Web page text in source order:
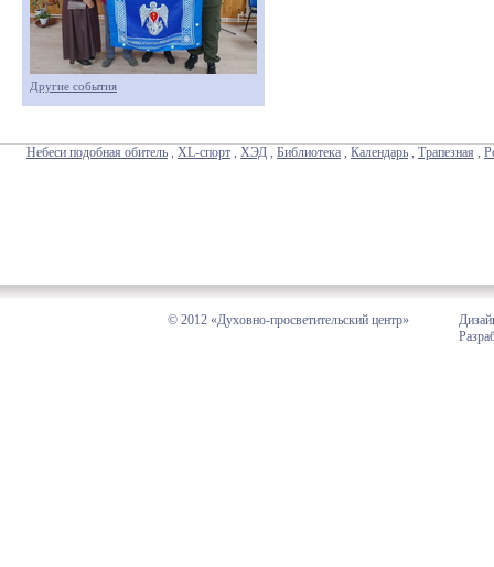
Другие события
Небеси подобная обитель , XL-спорт , ХЭД , Библиотека , Календарь , Трапезная ,
© 2012 «Духовно-просветительский центр»